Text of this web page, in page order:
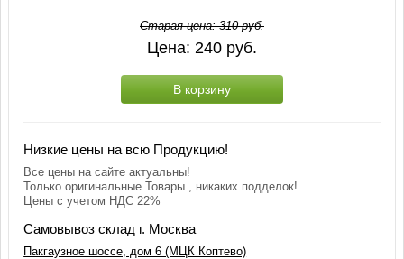
Старая цена:310руб.
Цена: 240 руб.
В корзину
Низкие цены на всю Продукцию!
Все цены на сайте актуальны!
Только оригинальные Товары , никаких подделок!
Цены с учетом НДС 22%
Самовывоз склад г. Москва
Пакгаузное шоссе, дом 6 (МЦК Коптево)